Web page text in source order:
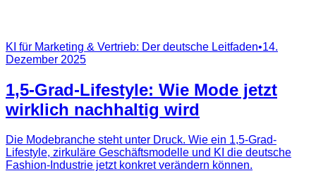
KI für Marketing & Vertrieb: Der deutsche Leitfaden•14.
Dezember 2025
1,5-Grad-Lifestyle: Wie Mode jetzt
wirklich nachhaltig wird
Die Modebranche steht unter Druck. Wie ein 1,5-Grad-
Lifestyle, zirkuläre Geschäftsmodelle und KI die deutsche
Fashion-Industrie jetzt konkret verändern können.